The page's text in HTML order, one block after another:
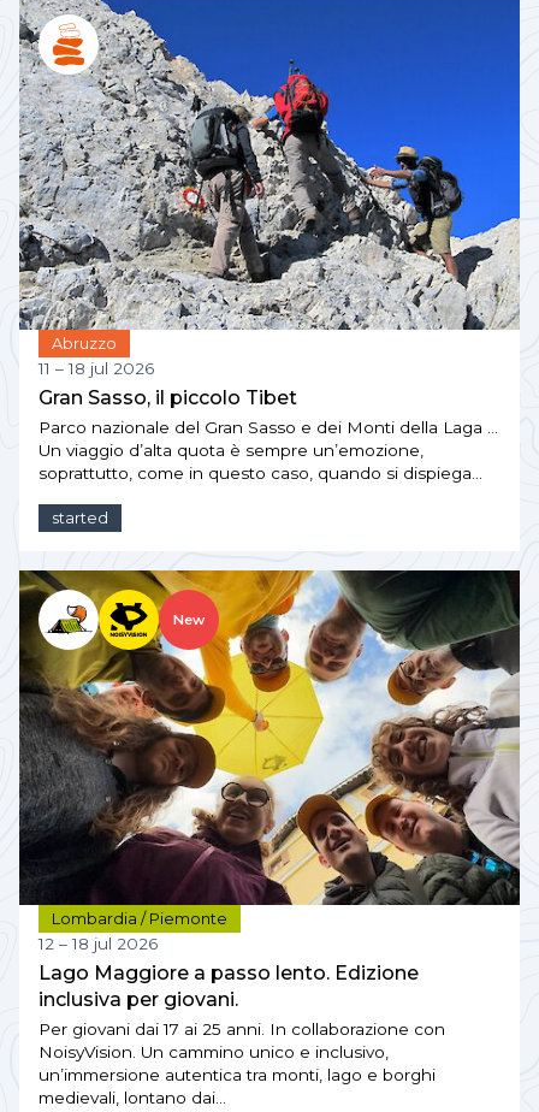
Abruzzo
11 – 18 jul 2026
Gran Sasso, il piccolo Tibet
Parco nazionale del Gran Sasso e dei Monti della Laga …
Un viaggio d’alta quota è sempre un’emozione,
soprattutto, come in questo caso, quando si dispiega…
started
New
Lombardia / Piemonte
12 – 18 jul 2026
Lago Maggiore a passo lento. Edizione
inclusiva per giovani.
Per giovani dai 17 ai 25 anni. In collaborazione con
NoisyVision. Un cammino unico e inclusivo,
un’immersione autentica tra monti, lago e borghi
medievali, lontano dai…